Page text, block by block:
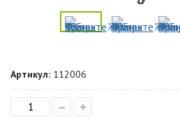
Артикул: 112006
– +